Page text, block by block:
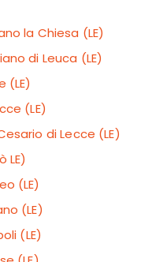
la Chiesa (LE)
di Leuca (LE)
(LE)
(LE)
di Lecce (LE)
LE)
(LE)
(LE)
(LE)